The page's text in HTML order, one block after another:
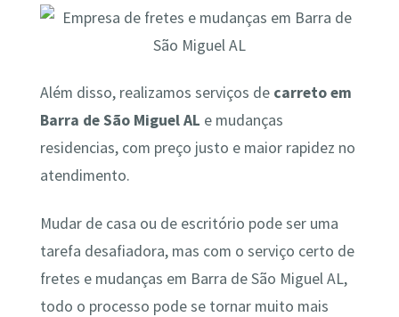
Além disso, realizamos serviços de carreto em
Barra de São Miguel AL e mudanças
residencias, com preço justo e maior rapidez no
atendimento.
Mudar de casa ou de escritório pode ser uma
tarefa desafiadora, mas com o serviço certo de
fretes e mudanças em Barra de São Miguel AL,
todo o processo pode se tornar muito mais